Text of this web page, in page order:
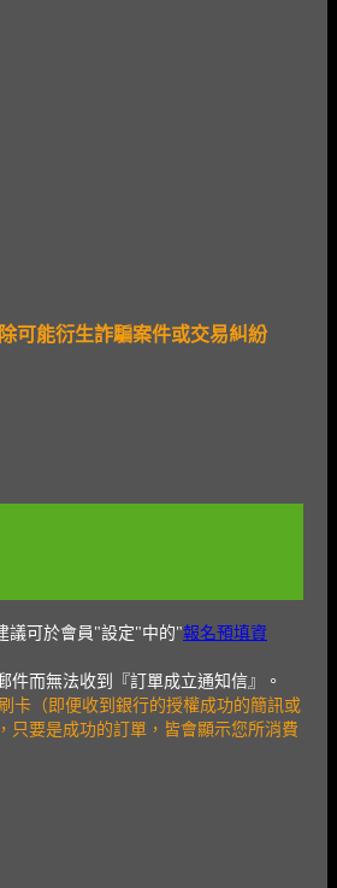
可能衍生詐騙案件或交易糾紛
議可於會員"設定"中的"報名預填資
而無法收到『訂單成立通知信』。
卡（即便收到銀行的授權成功的簡訊或
只要是成功的訂單，皆會顯示您所消費